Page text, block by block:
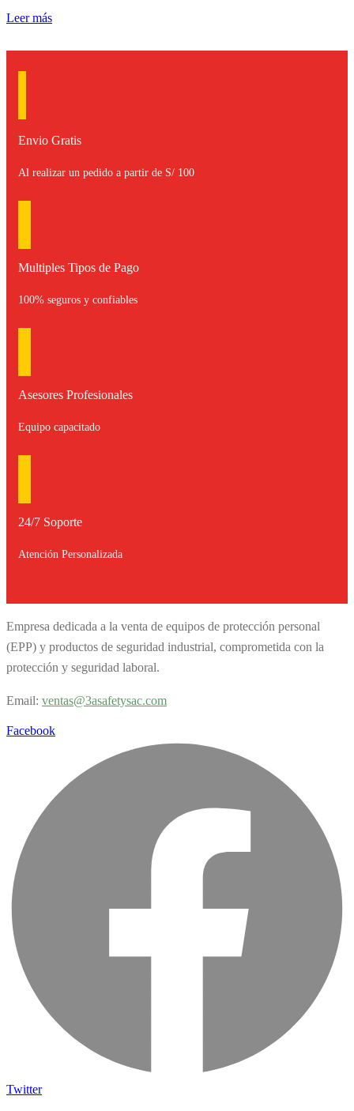
Leer más
Envio Gratis
Al realizar un pedido a partir de S/ 100
Multiples Tipos de Pago
100% seguros y confiables
Asesores Profesionales
Equipo capacitado
24/7 Soporte
Atención Personalizada
Empresa dedicada a la venta de equipos de protección personal
(EPP) y productos de seguridad industrial, comprometida con la
protección y seguridad laboral.
Email: ventas@3asafetysac.com
Facebook
Twitter